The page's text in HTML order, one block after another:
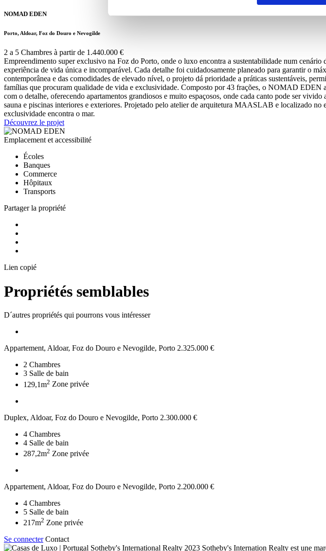
NOMAD EDEN
Porto, Aldoar, Foz do Douro e Nevogilde
2 a 5 Chambres à partir de 1.440.000 €
Empreendimento super exclusivo na Foz do Porto, onde o luxo encontra a sustentabilidade num
experiência de vida única e incomparável. Cada detalhe foi cuidadosamente planeado para garantir o
contemporânea e das comodidades de elevado nível, o projeto dá prioridade a práticas sustentáveis,
famílias que procuram qualidade de vida e exclusividade. Composto por 43 frações, o NOMAD EDEN
com o detalhe, oferecendo apartamentos grandiosos e muito espaçosos, onde cada canto pode ser
sauna e piscinas interiores e exteriores. Projetado pelo atelier de arquitetura MAASLAB e localizado
exclusividade encontra o mar.
Découvrez le projet
Emplacement et accessibilité
Écoles
Banques
Commerce
Hôpitaux
Transports
Partager la propriété
Lien copié
Propriétés semblables
D´autres propriétés qui pourrons vous intéresser
Appartement, Aldoar, Foz do Douro e Nevogilde, Porto 2.325.000 €
2 Chambres
3 Salle de bain
129,1m2 Zone privée
Duplex, Aldoar, Foz do Douro e Nevogilde, Porto 2.300.000 €
4 Chambres
4 Salle de bain
287,2m2 Zone privée
Appartement, Aldoar, Foz do Douro e Nevogilde, Porto 2.200.000 €
4 Chambres
5 Salle de bain
217m2 Zone privée
Se connecter Contact
2023 Sotheby's Internation Realty est une